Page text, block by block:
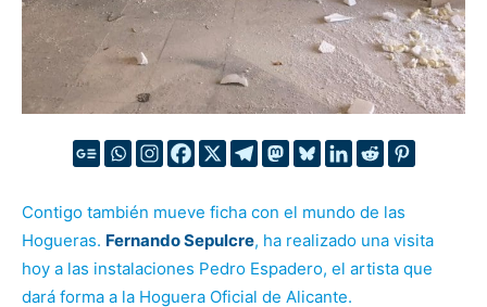
Contigo también mueve ficha con el mundo de las
Hogueras. Fernando Sepulcre, ha realizado una visita
hoy a las instalaciones Pedro Espadero, el artista que
dará forma a la Hoguera Oficial de Alicante.